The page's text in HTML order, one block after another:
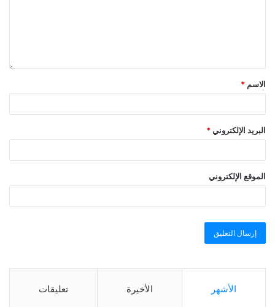
الاسم *
البريد الإلكتروني *
الموقع الإلكتروني
الأشهر الأخيرة تعليقات